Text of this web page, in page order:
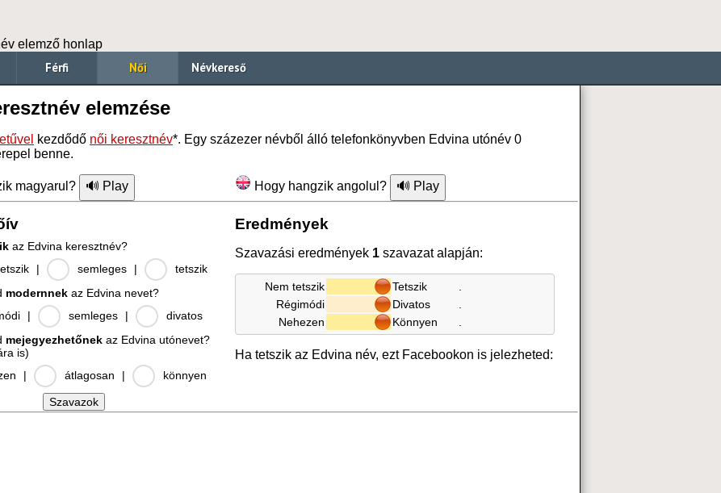
elemző honlap
Férfi Női Névkereső
elemzése
kezdődő női keresztnév*. Egy százezer névből álló telefonkönyvben Edvina utónév 0
benne.
magyarul? Hogy hangzik angolul?
az Edvina keresztnév?
| semleges |
tetszik
modernnek az Edvina nevet?
| semleges |
divatos
mejegyezhetőnek az Edvina utónevet?
is)
| átlagosan | könnyen
Eredmények
Szavazási eredmények 1 szavazat alapján:
Nem tetszik Tetszik
Régimódi
Divatos
Nehezen
Könnyen
Ha tetszik az Edvina név, ezt Facebookon is jelezheted: